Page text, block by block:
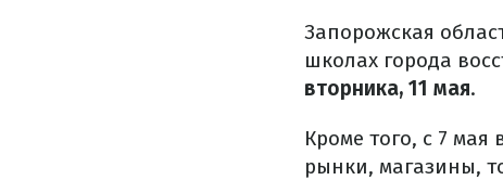
Запорожская
школах города
вторника, 11 мая.
Кроме того, с 7
рынки, магазины,